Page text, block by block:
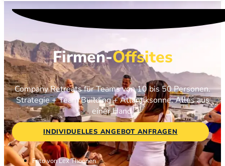
Firmen-Offsites
Company Retreats für Teams von 10 bis 50 Personen.
Strategie + Team Building + Atlantiksonne. Alles aus
einer Hand.
INDIVIDUELLES ANGEBOT ANFRAGEN
Foto von Lex Thoonen